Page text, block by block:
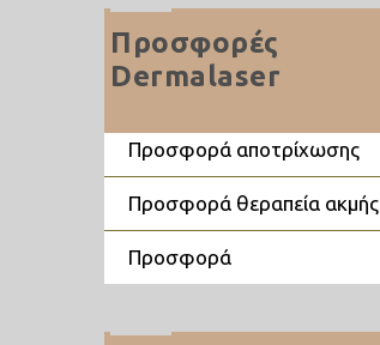
Προσφορές
Dermalaser
προσφορά αποτρίχωσης
προσφορά θεραπεία ακμής
προσφορά